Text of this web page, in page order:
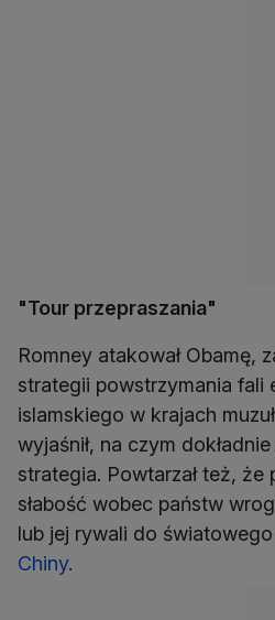
"Tour przepraszania"
Romney atakował Obamę,
strategii powstrzymania fali
islamskiego w krajach
wyjaśnił, na czym
strategia. Powtarzał też, że
słabość wobec państw
lub jej rywali do
Chiny.